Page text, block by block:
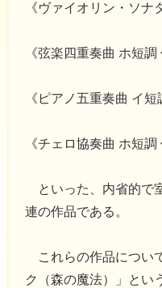
《ヴァイオリン・ソナ
《弦楽四重奏曲 ホ短調
《ピアノ五重奏曲 イ
《チェロ協奏曲 ホ短調
といった、内省的で
連の作品である。
これらの作品につい
ク（森の魔法）」とい